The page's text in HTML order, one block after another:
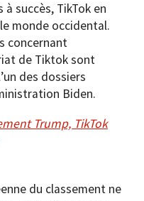
succès, TikTok en
monde occidental.
concernant
de Tiktok sont
des dossiers
Biden.
Trump, TikTok
du classement ne